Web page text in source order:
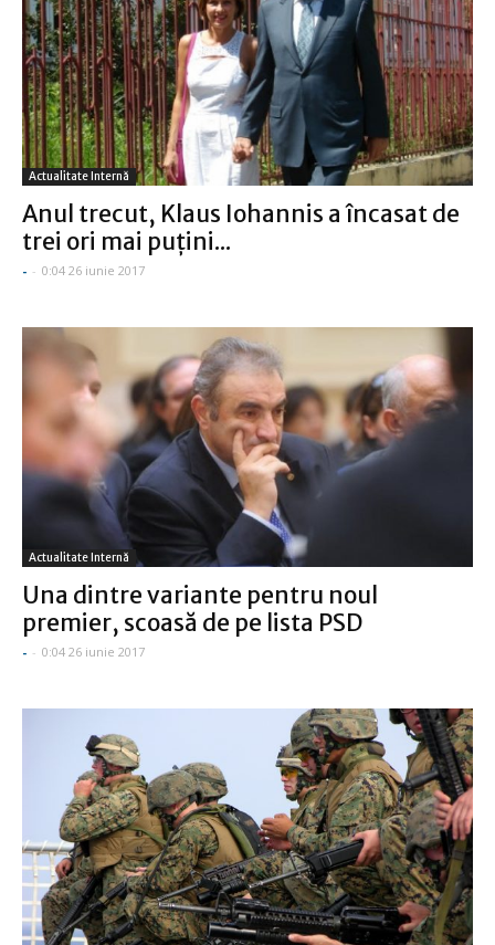
Actualitate Internă
Anul trecut, Klaus Iohannis a încasat de
trei ori mai puţini...
- - 0:04 26 iunie 2017
Actualitate Internă
Una dintre variante pentru noul
premier, scoasă de pe lista PSD
- - 0:04 26 iunie 2017